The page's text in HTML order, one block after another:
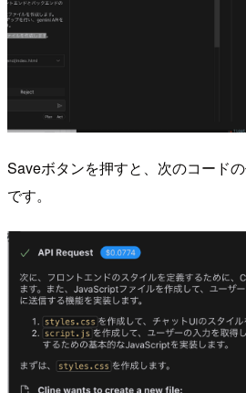
Saveボタンを押すと、次のコード
です。